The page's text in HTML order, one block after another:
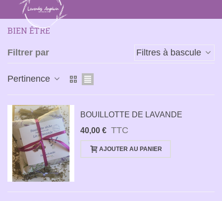
BIEN ÊTRE
Filtrer par Filtres à bascule
Pertinence
BOUILLOTTE DE LAVANDE
40,00 € TTC
AJOUTER AU PANIER